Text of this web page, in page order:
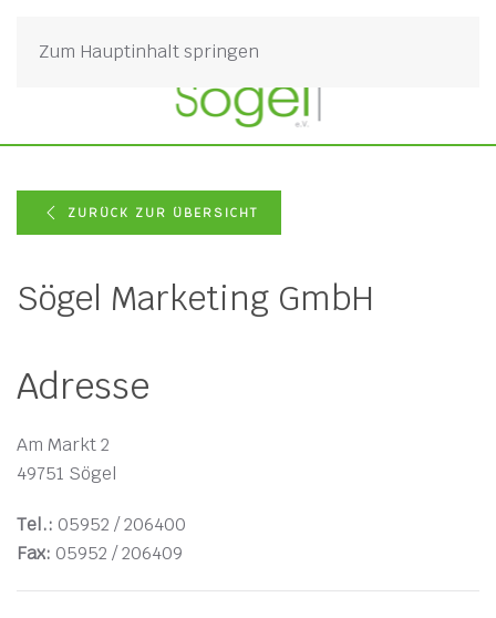
Zum Hauptinhalt springen
ZURÜCK ZUR ÜBERSICHT
Sögel Marketing GmbH
Adresse
Am Markt 2
49751 Sögel
Tel.: 05952 / 206400
Fax: 05952 / 206409